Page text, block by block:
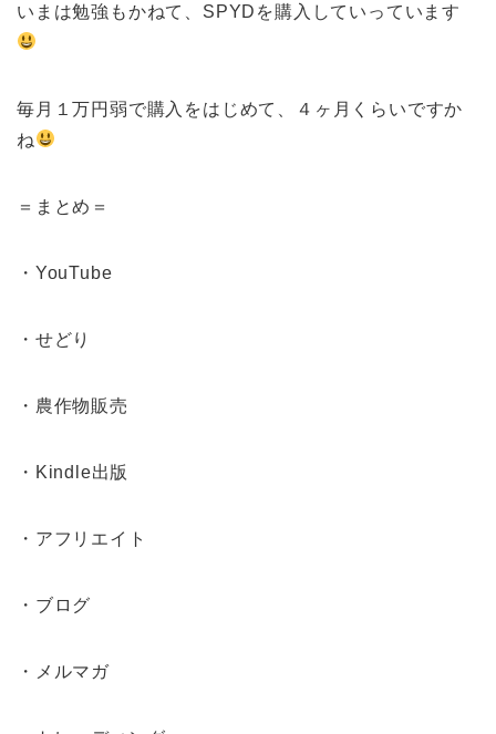
いまは勉強もかねて、SPYDを購入していっています
毎月１万円弱で購入をはじめて、４ヶ月くらいですか
ね
＝まとめ＝
・YouTube
・せどり
・農作物販売
・Kindle出版
・アフリエイト
・ブログ
・メルマガ